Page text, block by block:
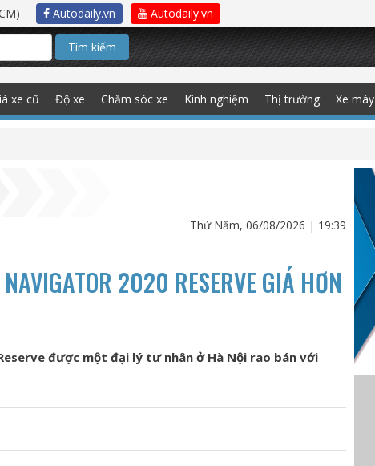
Autodaily.vn Autodaily.vn
Tìm kiếm
xe cũ Độ xe Chăm sóc xe Kinh nghiệm Thị trường Xe máy
Thứ Năm, 06/08/2026 | 19:39
2020 RESERVE GIÁ HƠN
được một đại lý tư nhân ở Hà Nội rao bán với